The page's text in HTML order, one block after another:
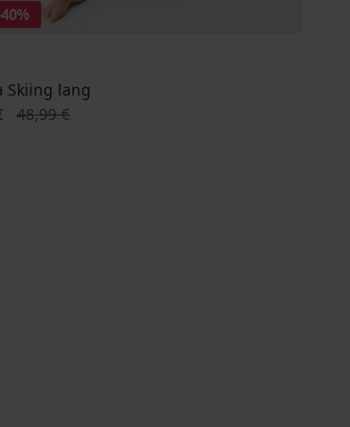
Skiing lang
Alter Preis
48,99 €